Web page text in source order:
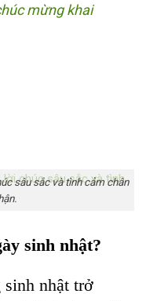
mừng khai
sâu sắc và tình cảm chân
sinh nhật?
sinh nhật trở